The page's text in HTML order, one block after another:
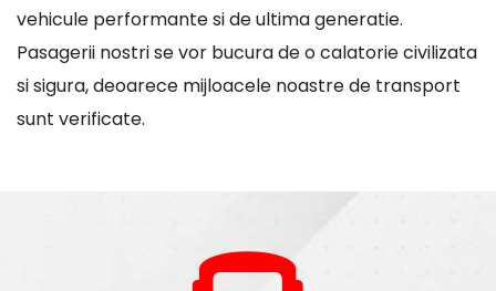
vehicule performante si de ultima generatie.
Pasagerii nostri se vor bucura de o calatorie civilizata
si sigura, deoarece mijloacele noastre de transport
sunt verificate.